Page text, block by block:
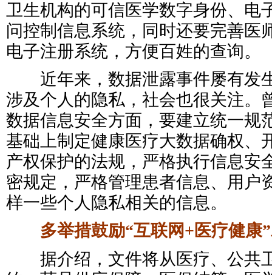
卫生机构的可信医学数字身份、电
问控制信息系统，同时还要完善医
电子注册系统，方便百姓的查询。
近年来，数据泄露事件屡有发
涉及个人的隐私，社会也很关注。
数据信息安全方面，要建立统一规
基础上制定健康医疗大数据确权、
产权保护的法规，严格执行信息安
密规定，严格管理患者信息、用户
样一些个人隐私相关的信息。
多举措鼓励“互联网+医疗健康
据介绍，文件将从医疗、公共